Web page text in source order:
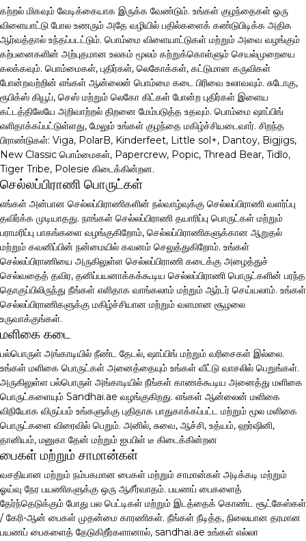
கற்றல் மிகவும் வேடிக்கையாக இருக்க வேண்டும். உங்கள் குழந்தைகள் ஒரு
விளையாட்டு போல உணரும் அதே வழியில் பதில்களைக் கண்டுபிடிக்க அதிக
ஆர்வத்தால் உந்தப்படட்டும். பொம்மை விளையாட்டுகள் மற்றும் அவை வழங்கும்
கற்பனைகளின் அற்புதமான உலகம் மூலம் கற்றுக்கொள்ளும் செயல்முறையை
கலக்கவும். பொம்மைகள், புதிர்கள், லெகோக்கள், கட்டுமான கருவிகள்
போன்றவற்றின் எங்கள் ஆன்லைன் பொம்மை கடை பிரிவை உலாவவும். சுடோகு,
ரூபிக்ஸ் கியூப், செஸ் மற்றும் லெகோ கிட்கள் போன்ற புதிர்கள் இளைய
கட்டத்திலேயே அறிவாற்றல் திறனை மேம்படுத்த உதவும். பொம்மை ஷாப்பிங்
எளிதாக்கப்பட்டுள்ளது, மேலும் உங்கள் குழந்தை மகிழ்ச்சியடைவார். சிறந்த
பிராண்டுகள்: Viga, PolarB, Kinderfeet, Little sol+, Dantoy, Bigjigs,
New Classic பொம்மைகள், Papercrew, Popic, Thread Bear, Tidlo,
Tiger Tribe, Polesie கிடைக்கின்றன.
செல்லப்பிராணி பொருட்கள்
எங்கள் அன்பான செல்லப்பிராணிகளின் நல்வாழ்வுக்கு செல்லப்பிராணி வளர்ப்பு
தவிர்க்க முடியாதது. நாங்கள் செல்லப்பிராணி தயாரிப்பு பொருட்கள் மற்றும்
பராமரிப்பு பாகங்களை வழங்குகிறோம், செல்லப்பிராணிகளுக்கான ஆறுதல்
மற்றும் கவனிப்பின் நன்மையில் கவனம் செலுத்துகிறோம். உங்கள்
செல்லப்பிராணியை அருகிலுள்ள செல்லப்பிராணி கடைக்கு அழைத்துச்
செல்வதைத் தவிர, தனிப்பயனாக்கக்கூடிய செல்லப்பிராணி பொருட்களின் பரந்த
தொகுப்பிலிருந்து நீங்கள் எளிதாக வாங்கலாம் மற்றும் ஆர்டர் செய்யலாம். உங்கள்
செல்லப்பிராணிகளுக்கு மகிழ்ச்சியான மற்றும் வளமான சூழலை
உருவாக்குங்கள்.
மளிகை கடை
பல்பொருள் அங்காடியில் நீண்ட தேடல், ஷாப்பிங் மற்றும் வரிசைகள் இல்லை.
உங்கள் மளிகை பொருட்கள் அனைத்தையும் உங்கள் வீட்டு வாசலில் பெறுங்கள்.
அருகிலுள்ள பல்பொருள் அங்காடியில் நீங்கள் காணக்கூடிய அனைத்து மளிகை
பொருட்களையும் Sandhai.ae வழங்குகிறது. எங்கள் ஆன்லைன் மளிகை
விநியோக விருப்பம் உங்களுக்கு புதிதாக பாதுகாக்கப்பட்ட மற்றும் மூல மளிகை
பொருட்களை விரைவில் பெறும். அனில், சுவை, ஆச்சி, உத்யம், ஹர்ஷினி,
தானியம், மனுகா தேன் மற்றும் ஐபபிள் டீ கிடைக்கின்றன
பைகள் மற்றும் சாமான்கள்
வசதியான மற்றும் நம்பகமான பைகள் மற்றும் சாமான்கள் அடிக்கடி மற்றும்
ஓய்வு நேர பயணிகளுக்கு ஒரு ஆசீர்வாதம். பயணப் பைகளைத்
தேர்ந்தெடுக்கும் போது பல பெட்டிகள் மற்றும் இடத்தைக் கொண்ட சூட்கேஸ்கள்
/ கேரி-ஆன் பைகள் முதன்மை காரணிகள். நீங்கள் நீடித்த, நிலையான தரமான
பயணப் பைகளைத் தேடுகிறீர்களானால், sandhai.ae உங்கள் எல்லா